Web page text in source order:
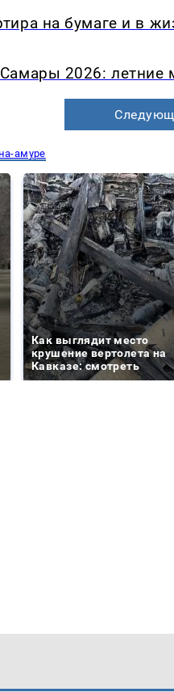
на бумаге и в
Самары 2026:
амуре
Как выглядит место
крушение вертолета на
Кавказе: смотреть